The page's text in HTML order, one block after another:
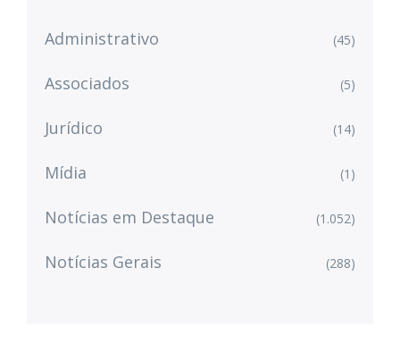
Administrativo (45)
Associados (5)
Jurídico (14)
Mídia (1)
Notícias em Destaque (1.052)
Notícias Gerais (288)